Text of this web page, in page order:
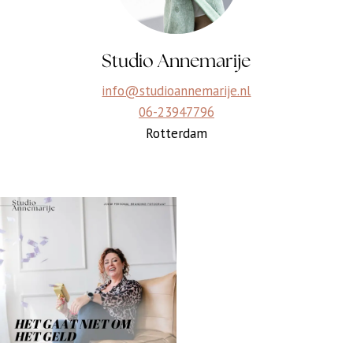
Studio Annemarije
info@studioannemarije.nl
06-23947796
Rotterdam